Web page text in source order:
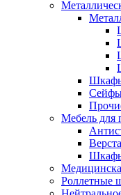
Мебель для
Роллетные